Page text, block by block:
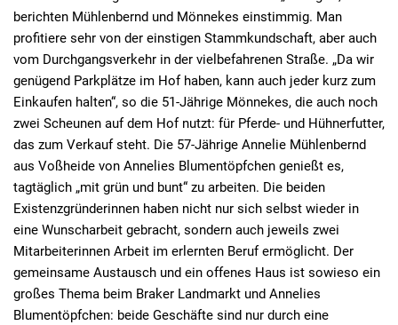
berichten Mühlenbernd und Mönnekes einstimmig. Man
profitiere sehr von der einstigen Stammkundschaft, aber auch
vom Durchgangsverkehr in der vielbefahrenen Straße. „Da wir
genügend Parkplätze im Hof haben, kann auch jeder kurz zum
Einkaufen halten“, so die 51-Jährige Mönnekes, die auch noch
zwei Scheunen auf dem Hof nutzt: für Pferde- und Hühnerfutter,
das zum Verkauf steht. Die 57-Jährige Annelie Mühlenbernd
aus Voßheide von Annelies Blumentöpfchen genießt es,
tagtäglich „mit grün und bunt“ zu arbeiten. Die beiden
Existenzgründerinnen haben nicht nur sich selbst wieder in
eine Wunscharbeit gebracht, sondern auch jeweils zwei
Mitarbeiterinnen Arbeit im erlernten Beruf ermöglicht. Der
gemeinsame Austausch und ein offenes Haus ist sowieso ein
großes Thema beim Braker Landmarkt und Annelies
Blumentöpfchen: beide Geschäfte sind nur durch eine